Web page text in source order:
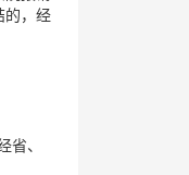
的，经
、